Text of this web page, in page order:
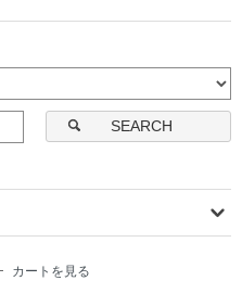
SEARCH
カートを見る